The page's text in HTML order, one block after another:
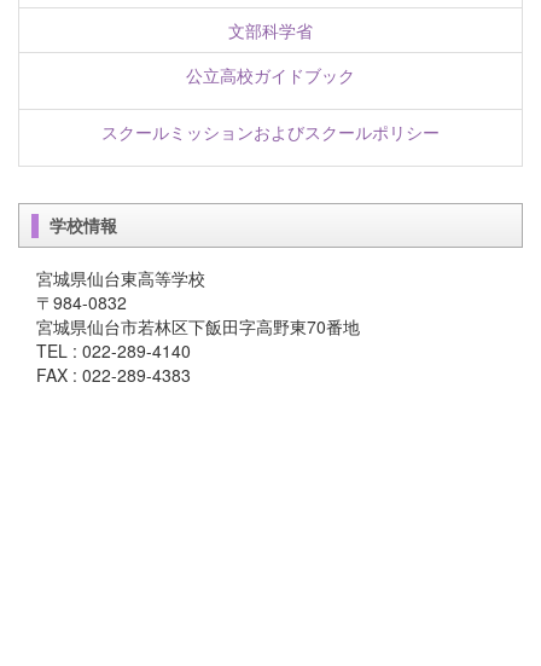
文部科学省
公立高校ガイドブック
スクールミッションおよびスクールポリシー
学校情報
宮城県仙台東高等学校
〒984-0832
宮城県仙台市若林区下飯田字高野東70番地
TEL : 022-289-4140
FAX : 022-289-4383